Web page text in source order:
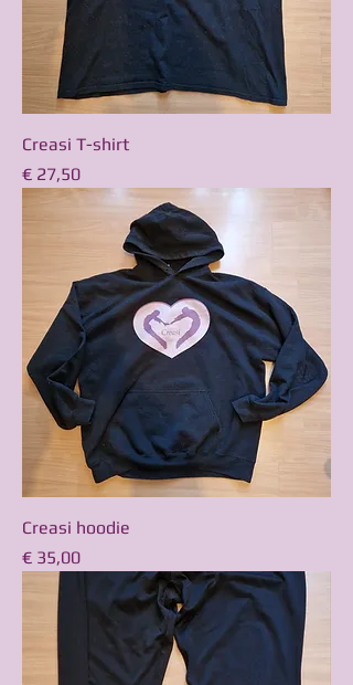
Creasi T-shirt
Prijs
€ 27,50
Creasi hoodie
Prijs
€ 35,00